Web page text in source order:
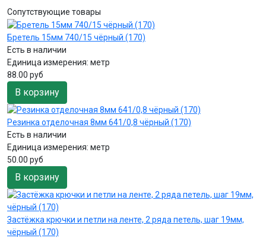
Сопутствующие товары
Бретель 15мм 740/15 чёрный (170)
Есть в наличии
Единица измерения: метр
88.00 руб
В корзину
Резинка отделочная 8мм 641/0,8 чёрный (170)
Есть в наличии
Единица измерения: метр
50.00 руб
В корзину
Застёжка крючки и петли на ленте, 2 ряда петель, шаг 19мм,
чёрный (170)